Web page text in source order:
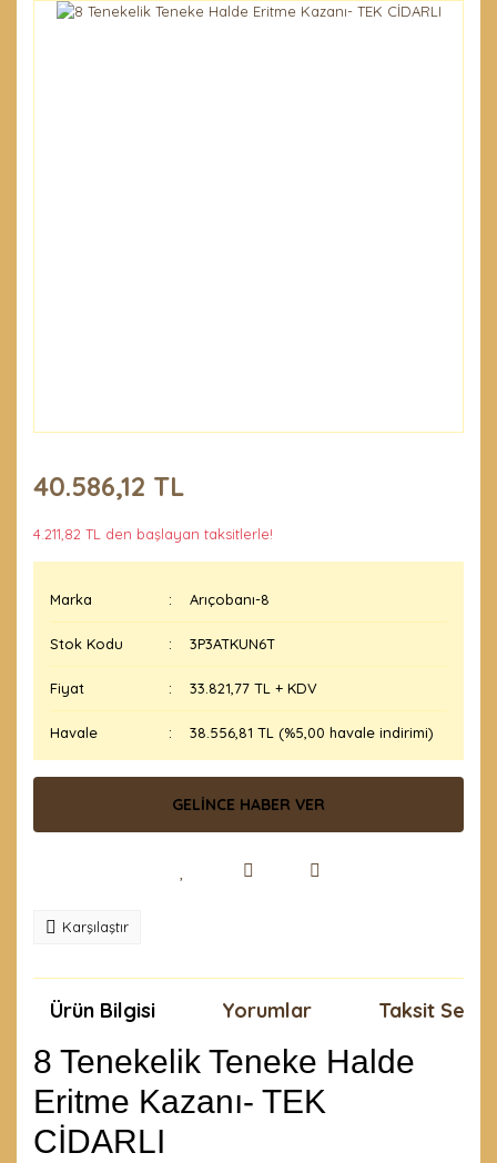
40.586,12 TL
4.211,82 TL den başlayan taksitlerle!
Marka Arıçobanı-8
Stok Kodu 3P3ATKUN6T
Fiyat 33.821,77 TL + KDV
Havale 38.556,81 TL (%5,00 havale indirimi)
GELİNCE HABER VER
Karşılaştır
Ürün Bilgisi Yorumlar Taksit
8 Tenekelik Teneke Halde
Eritme Kazanı- TEK
CİDARLI